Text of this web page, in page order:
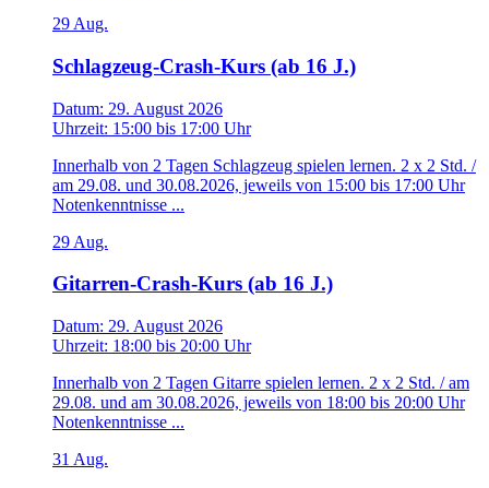
29 Aug.
Schlagzeug-Crash-Kurs (ab 16 J.)
Datum: 29. August 2026
Uhrzeit: 15:00 bis 17:00 Uhr
Innerhalb von 2 Tagen Schlagzeug spielen lernen. 2 x 2 Std. /
am 29.08. und 30.08.2026, jeweils von 15:00 bis 17:00 Uhr
Notenkenntnisse ...
29 Aug.
Gitarren-Crash-Kurs (ab 16 J.)
Datum: 29. August 2026
Uhrzeit: 18:00 bis 20:00 Uhr
Innerhalb von 2 Tagen Gitarre spielen lernen. 2 x 2 Std. / am
29.08. und am 30.08.2026, jeweils von 18:00 bis 20:00 Uhr
Notenkenntnisse ...
31 Aug.